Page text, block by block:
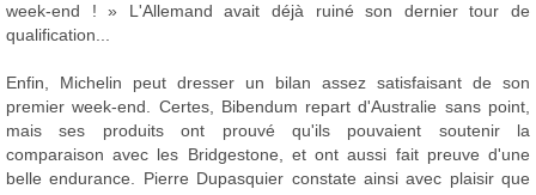
week-end ! » L'Allemand avait déjà ruiné son dernier tour de
qualification...
Enfin, Michelin peut dresser un bilan assez satisfaisant de son
premier week-end. Certes, Bibendum repart d'Australie sans point,
mais ses produits ont prouvé qu'ils pouvaient soutenir la
comparaison avec les Bridgestone, et ont aussi fait preuve d'une
belle endurance. Pierre Dupasquier constate ainsi avec plaisir que